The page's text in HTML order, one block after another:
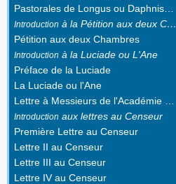
Pastorales de Longus ou Daphnis…
Introduction à la Pétition aux deux C…
Pétition aux deux Chambres
Introduction à la Luciade ou L'Ane
Préface de la Luciade
La Luciade ou l'Ane
Lettre à Messieurs de l'Académie …
Introduction aux lettres au Censeur
Première Lettre au Censeur
Lettre II au Censeur
Lettre III au Censeur
Lettre IV au Censeur